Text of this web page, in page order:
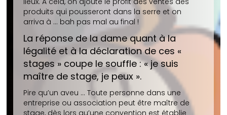
produits qui pousseront dans la serre et on
arriva à … bah pas mal au final !
La réponse de la dame quant à la
légalité et à la déclaration de ces «
stages » coupe le souffle : « je suis
maître de stage, je peux ».
Pire qu’un aveu … Toute personne dans une
entreprise ou association peut être maître de